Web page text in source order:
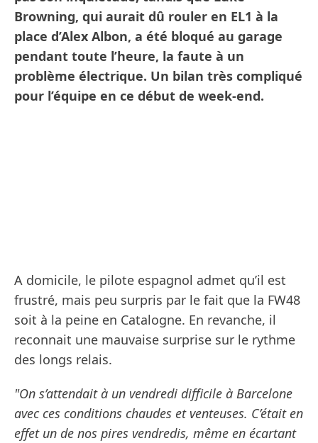
Browning, qui aurait dû rouler en EL1 à la
place d’Alex Albon, a été bloqué au garage
pendant toute l’heure, la faute à un
problème électrique. Un bilan très compliqué
pour l’équipe en ce début de week-end.
A domicile, le pilote espagnol admet qu’il est
frustré, mais peu surpris par le fait que la FW48
soit à la peine en Catalogne. En revanche, il
reconnait une mauvaise surprise sur le rythme
des longs relais.
"On s’attendait à un vendredi difficile à Barcelone
avec ces conditions chaudes et venteuses. C’était en
effet un de nos pires vendredis, même en écartant